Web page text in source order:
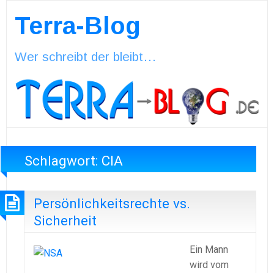
Terra-Blog
Wer schreibt der bleibt…
Schlagwort: CIA
Persönlichkeitsrechte vs.
Sicherheit
Ein Mann
wird vom